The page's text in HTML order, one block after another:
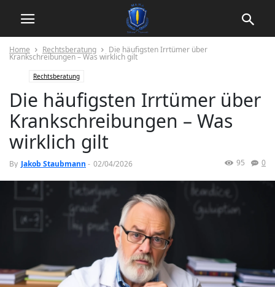
Home Rechtsberatung Die häufigsten Irrtümer über
Krankschreibungen – Was wirklich gilt
Rechtsberatung
Die häufigsten Irrtümer über
Krankschreibungen – Was
wirklich gilt
By Jakob Staubmann - 02/04/2026 0
95